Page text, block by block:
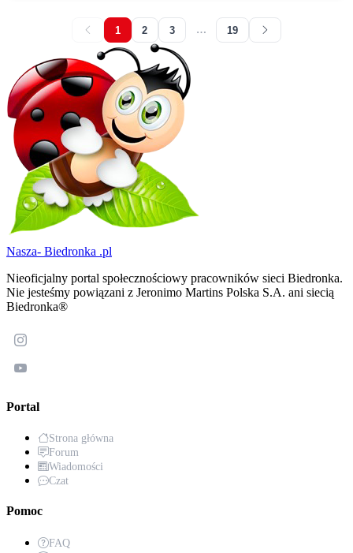
1 2 3 … 19
Nasza- Biedronka .pl
Nieoficjalny portal społecznościowy pracowników sieci Biedronka.
Nie jesteśmy powiązani z Jeronimo Martins Polska S.A. ani siecią
Biedronka®
Portal
Strona główna
Forum
Wiadomości
Czat
Pomoc
FAQ